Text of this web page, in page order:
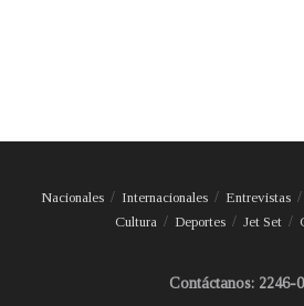
Nacionales Internacionales Entrevistas
Cultura
Deportes Jet Set
Contáctanos: 2246-